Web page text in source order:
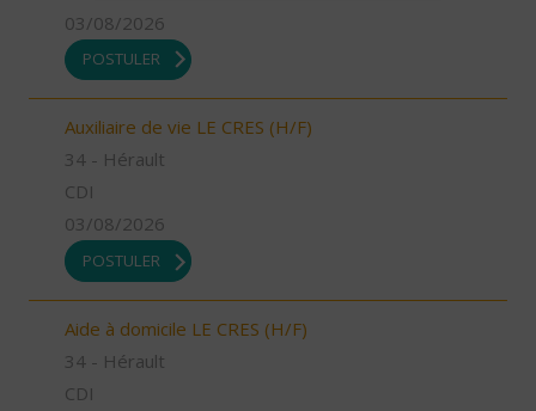
03/08/2026
POSTULER
Auxiliaire de vie LE CRES (H/F)
34 - Hérault
CDI
03/08/2026
POSTULER
Aide à domicile LE CRES (H/F)
34 - Hérault
CDI